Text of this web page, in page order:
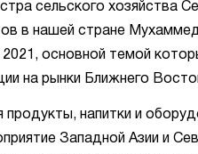
сельского хозяйства
в нашей стране
основной темой
на рынки Ближнего
напитки и
Западной Азии и